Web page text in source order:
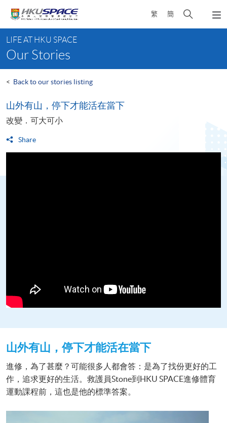
content
繁 簡
Open
search
content
start
LIFE AT HKU SPACE
Our Stories
< Back to our stories listing
山外有山，停下才能活在當下
改變．可大可小
Share
山外有山 ， 停下才能活在當下
進修，為了甚麼？可能很多人都會答：是為了找份更好的工
作，追求更好的生活。救護員Stone到HKU SPACE進修體育
運動課程前，這也是他的標準答案。